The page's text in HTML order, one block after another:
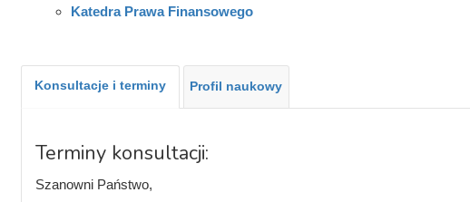
Katedra Prawa Finansowego
Konsultacje i terminy Profil naukowy
Terminy konsultacji:
Szanowni Państwo,